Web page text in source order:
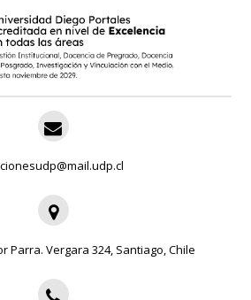
Parra. Vergara 324, Santiago, Chile